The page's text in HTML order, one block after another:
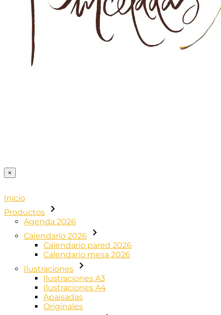
×
Inicio
Productos
Agenda 2026
Calendario 2026
Calendario pared 2026
Calendario mesa 2026
Ilustraciones
Ilustraciones A3
Ilustraciones A4
Apaisadas
Originales